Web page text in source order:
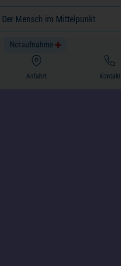
Notaufnahme
Anfahrt
(öffnet in einem neuen Tab)
Kontakt
Der Mensch im Mittelpunkt
Angehörige und soziales Umfeld
Professionelle Pflege und Qualität